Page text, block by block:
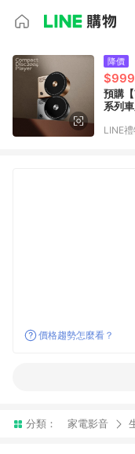
降價
$999
預購
系列
LINE禮
價格趨勢怎麼看？
分類： 家電影音